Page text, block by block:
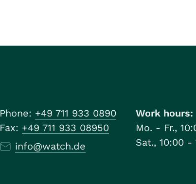
Phone: +49 711 933 0890
Fax: +49 711 933 08950
info@watch.de
Work hours:
Mo. - Fr.,
Sat., 10:00 -